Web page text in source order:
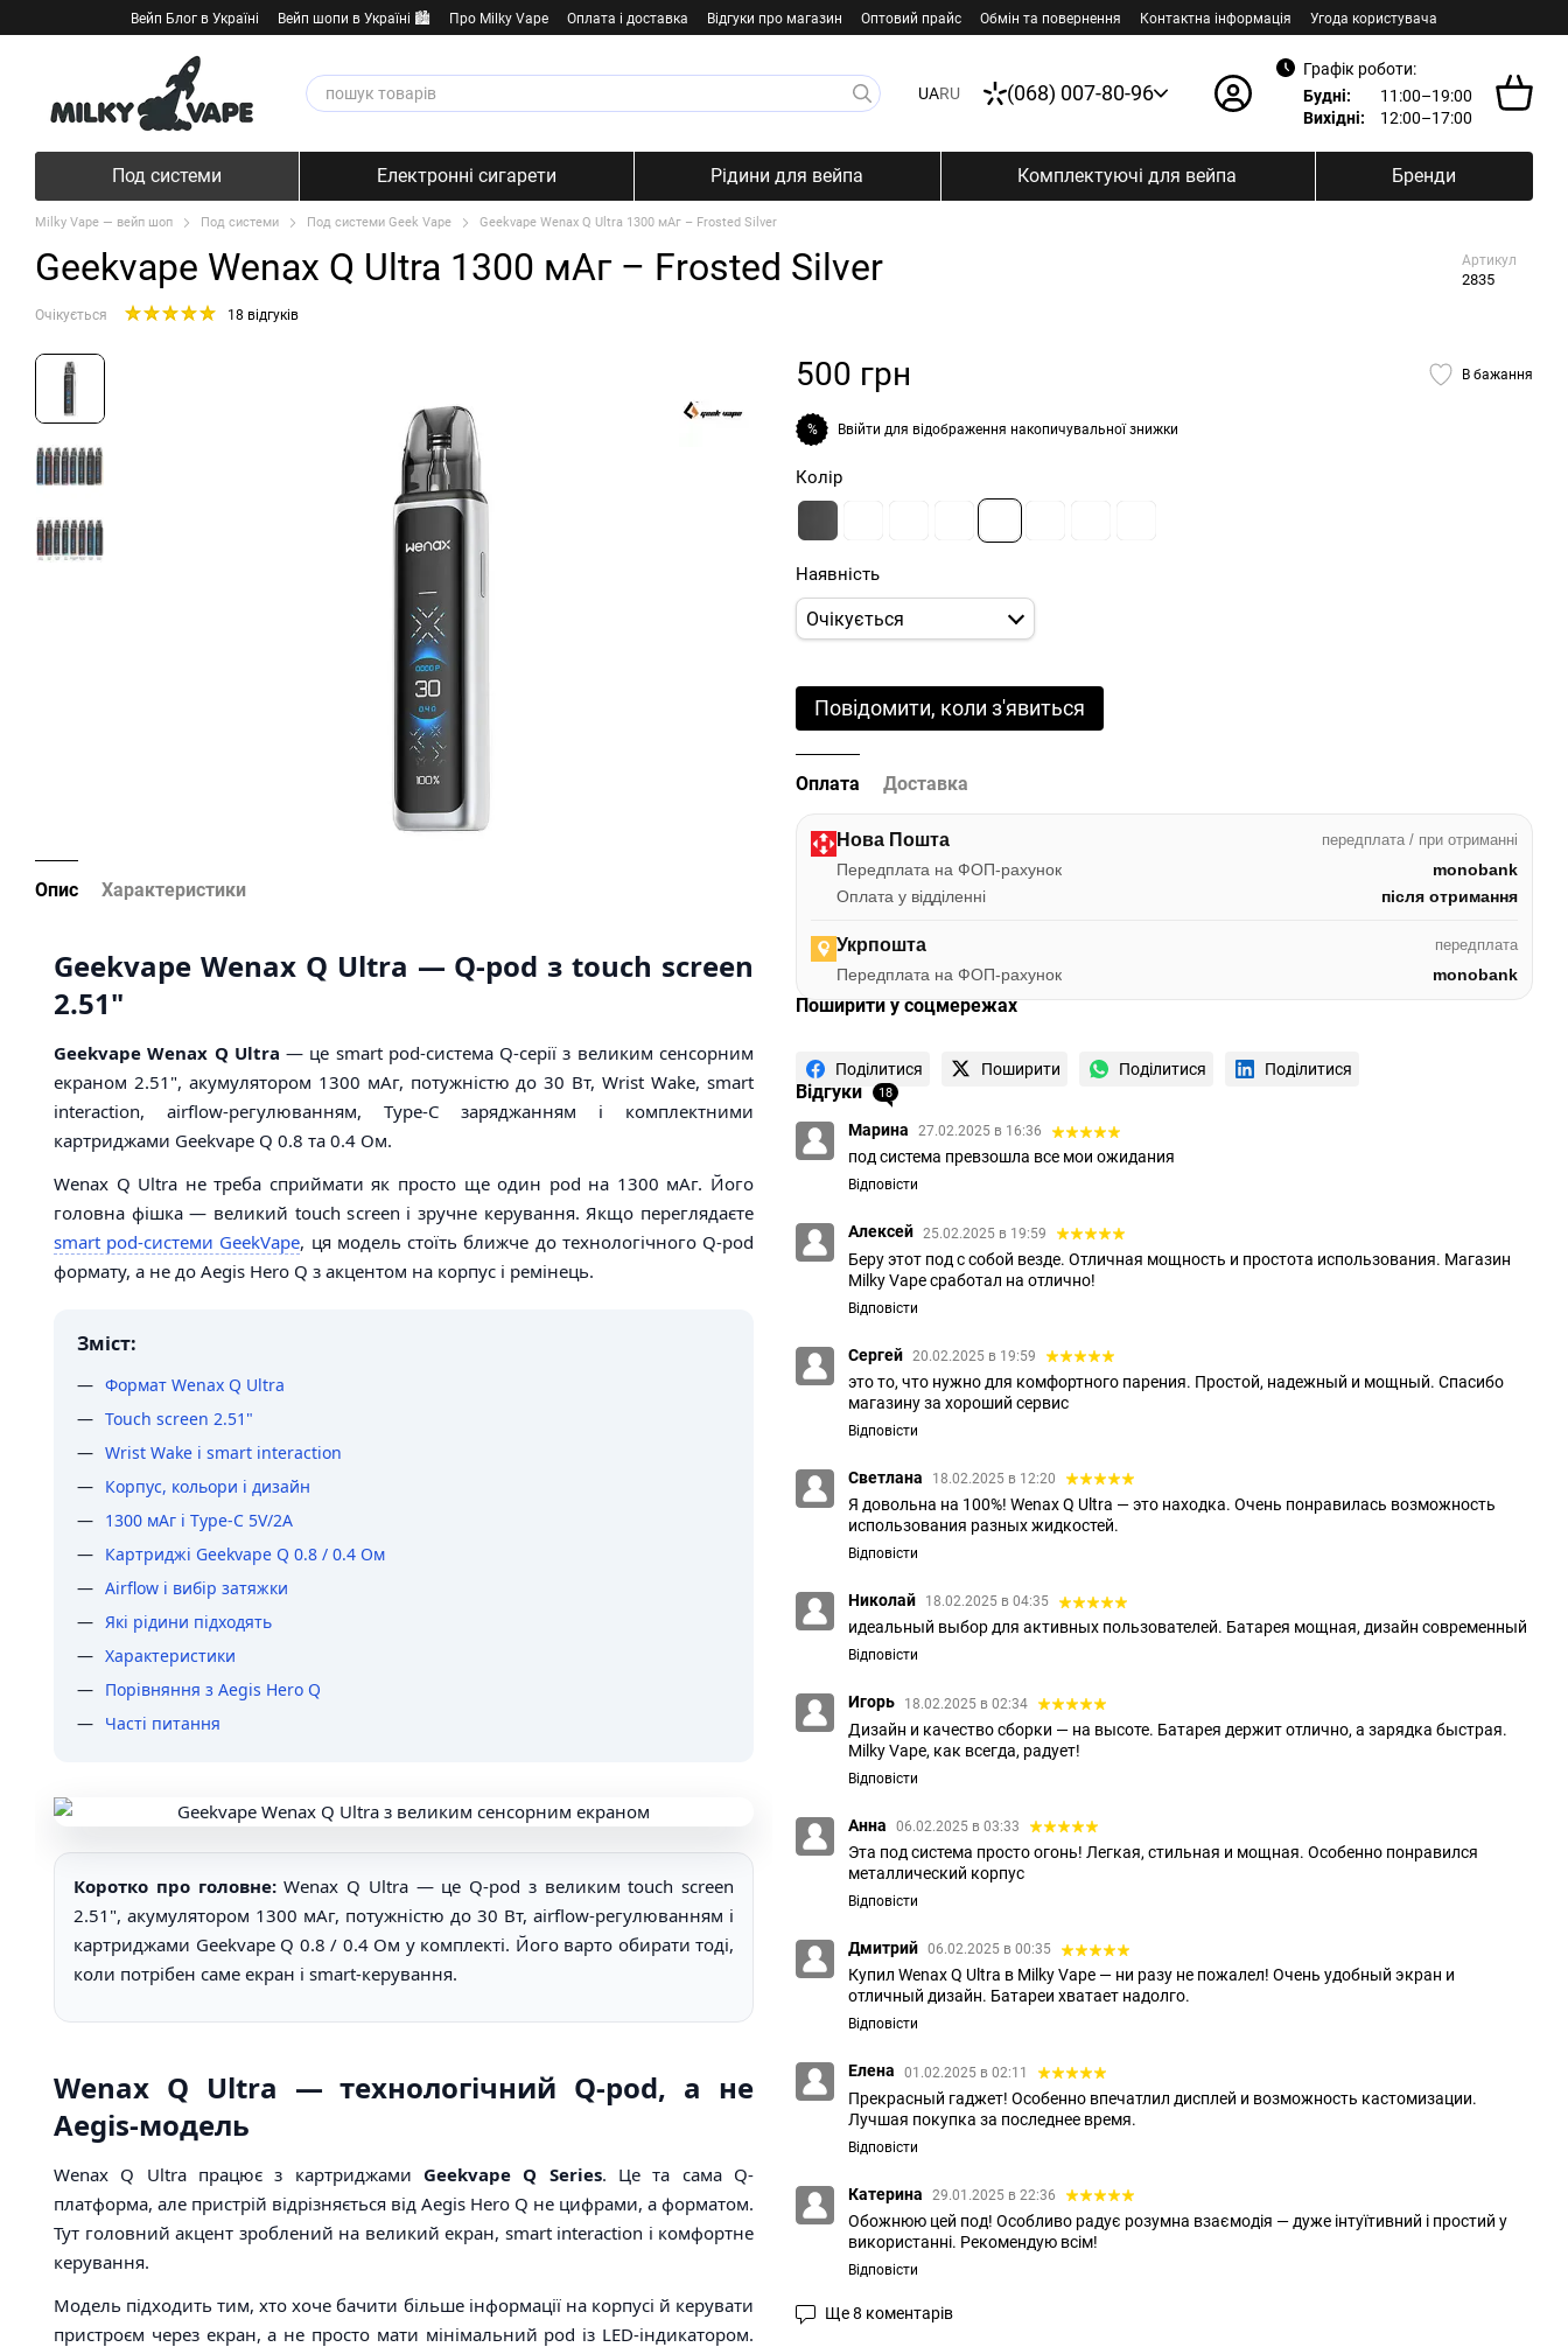
Перейти к основному контенту
Вейп Блог в Україні Вейп шопи в Україні 🏙️ Про Milky Vape Оплата і доставка Відгуки про магазин Оптовий прайс Обмін та повернення Контактна інформація Угода користувача
UARU (068) 007-80-96
Графік роботи:
Будні:
11:00–19:00
Вихідні:
12:00–17:00
Под системи Електронні сигарети Рідини для вейпа Комплектуючі для вейпа Бренди
Milky Vape — вейп шоп Под системи Под системи Geek Vape Geekvape Wenax Q Ultra 1300 мАг – Frosted Silver
Geekvape Wenax Q Ultra 1300 мАг – Frosted Silver Артикул
2835
Очікується 18 відгуків
Опис Характеристики
Geekvape Wenax Q Ultra — Q-pod з touch screen
2.51"
Geekvape Wenax Q Ultra — це smart pod-система Q-серії з великим сенсорним
екраном 2.51", акумулятором 1300 мАг, потужністю до 30 Вт, Wrist Wake, smart
interaction, airflow-регулюванням, Type-C заряджанням і комплектними
картриджами Geekvape Q 0.8 та 0.4 Ом.
Wenax Q Ultra не треба сприймати як просто ще один pod на 1300 мАг. Його
головна фішка — великий touch screen і зручне керування. Якщо переглядаєте
smart pod-системи GeekVape, ця модель стоїть ближче до технологічного Q-pod
формату, а не до Aegis Hero Q з акцентом на корпус і ремінець.
Зміст:
Формат Wenax Q Ultra
Touch screen 2.51"
Wrist Wake і smart interaction
Корпус, кольори і дизайн
1300 мАг і Type-C 5V/2A
Картриджі Geekvape Q 0.8 / 0.4 Ом
Airflow і вибір затяжки
Які рідини підходять
Характеристики
Порівняння з Aegis Hero Q
Часті питання
Коротко про головне:Wenax Q Ultra — це Q-pod з великим touch screen
2.51", акумулятором 1300 мАг, потужністю до 30 Вт, airflow-регулюванням і
картриджами Geekvape Q 0.8 / 0.4 Ом у комплекті. Його варто обирати тоді,
коли потрібен саме екран і smart-керування.
Wenax Q Ultra — технологічний Q-pod, а не
Aegis-модель
Wenax Q Ultra працює з картриджами Geekvape Q Series. Це та сама Q-
платформа, але пристрій відрізняється від Aegis Hero Q не цифрами, а форматом.
Тут головний акцент зроблений на великий екран, smart interaction і комфортне
керування.
Модель підходить тим, хто хоче бачити більше інформації на корпусі й керувати
пристроєм через екран, а не просто мати мінімальний pod із LED-індикатором.
500 грн В бажання
% Ввійти для відображення накопичувальної знижки
Колір
Наявність
Очікується
Повідомити, коли з'явиться
Оплата Доставка
Нова Пошта передплата / при отриманні
Передплата на ФОП-рахунок
monobank
Оплата у відділенні
після отримання
Укрпошта передплата
Передплата на ФОП-рахунок monobank
Поширити у соцмережах
Поділитися Поширити Поділитися Поділитися
Відгуки 18
Марина 27.02.2025 в 16:36
под система превзошла все мои ожидания
Відповісти
Алексей 25.02.2025 в 19:59
Беру этот под с собой везде. Отличная мощность и простота использования. Магазин
Milky Vape сработал на отлично!
Відповісти
Сергей 20.02.2025 в 19:59
это то, что нужно для комфортного парения. Простой, надежный и мощный. Спасибо
магазину за хороший сервис
Відповісти
Светлана 18.02.2025 в 12:20
Я довольна на 100%! Wenax Q Ultra — это находка. Очень понравилась возможность
использования разных жидкостей.
Відповісти
Николай 18.02.2025 в 04:35
идеальный выбор для активных пользователей. Батарея мощная, дизайн современный
Відповісти
Игорь 18.02.2025 в 02:34
Дизайн и качество сборки — на высоте. Батарея держит отлично, а зарядка быстрая.
Milky Vape, как всегда, радует!
Відповісти
Анна 06.02.2025 в 03:33
Эта под система просто огонь! Легкая, стильная и мощная. Особенно понравился
металлический корпус
Відповісти
Дмитрий 06.02.2025 в 00:35
Купил Wenax Q Ultra в Milky Vape — ни разу не пожалел! Очень удобный экран и
отличный дизайн. Батареи хватает надолго.
Відповісти
Елена 01.02.2025 в 02:11
Прекрасный гаджет! Особенно впечатлил дисплей и возможность кастомизации.
Лучшая покупка за последнее время.
Відповісти
Катерина 29.01.2025 в 22:36
Обожнюю цей под! Особливо радує розумна взаємодія — дуже інтуїтивний і простий у
використанні. Рекомендую всім!
Відповісти
Ще 8 коментарів